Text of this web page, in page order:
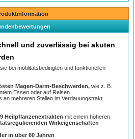
und zuverlässig bei akuten
bei motilitätsbedingten und funktionellen
Magen-Darm-Beschwerden, wie z. B.
Essen oder auf Reisen
an mehreren Stellen im Verdauungstrakt
9Heilpflanzenextrakten mit einem höheren
Wirkeigenschaften
in über 60 Jahren